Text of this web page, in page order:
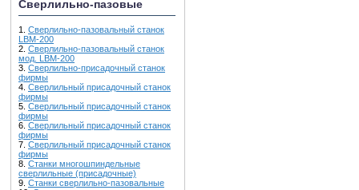
Сверлильно-пазовые
1. Сверлильно-пазовальный станок
LBM-200
2. Сверлильно-пазовальный станок
мод. LBM-200
3. Сверлильно-присадочный станок
фирмы
4. Сверлильный присадочный станок
фирмы
5. Сверлильный присадочный станок
фирмы
6. Сверлильный присадочный станок
фирмы
7. Сверлильный присадочный станок
фирмы
8. Станки многошпиндельные
сверлильные (присадочные)
9. Станки сверлильно-пазовальные